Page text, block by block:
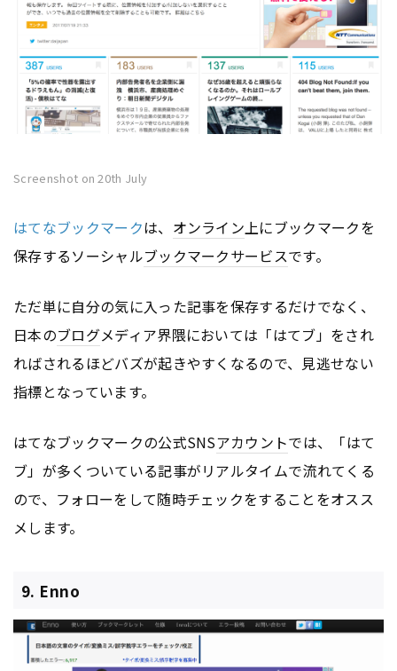
Screenshot on 20th July
はてなブックマークは、 オンライン上にブックマークを
保存するソーシャルブックマークサービスです。
ただ単に自分の気に入った記事を保存するだけでなく、
日本のブログメディア界隈においては「はてブ」をされ
ればされるほどバズが起きやすくなるので、見逃せない
指標となっています。
はてなブックマークの公式SNSアカウントでは、「はて
ブ」が多くついている記事がリアルタイムで流れてくる
ので、フォローをして随時チェックをすることをオスス
メします。
9. Enno